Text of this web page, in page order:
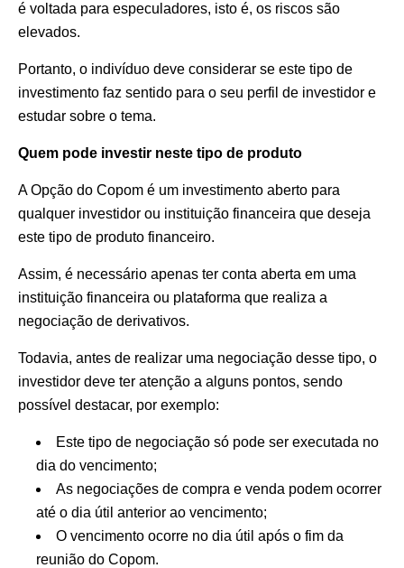
é voltada para especuladores, isto é, os riscos são
elevados.
Portanto, o indivíduo deve considerar se este tipo de
investimento faz sentido para o seu perfil de investidor e
estudar sobre o tema.
Quem pode investir neste tipo de produto
A Opção do Copom é um investimento aberto para
qualquer investidor ou instituição financeira que deseja
este tipo de produto financeiro.
Assim, é necessário apenas ter conta aberta em uma
instituição financeira ou plataforma que realiza a
negociação de derivativos.
Todavia, antes de realizar uma negociação desse tipo, o
investidor deve ter atenção a alguns pontos, sendo
possível destacar, por exemplo:
Este tipo de negociação só pode ser executada no
dia do vencimento;
As negociações de compra e venda podem ocorrer
até o dia útil anterior ao vencimento;
O vencimento ocorre no dia útil após o fim da
reunião do Copom.